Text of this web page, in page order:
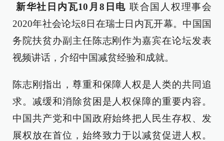
新华社日内瓦10月8日电 联合国人权理事会
2020年社会论坛8日在瑞士日内瓦开幕。中国国
务院扶贫办副主任陈志刚作为嘉宾在论坛发表
视频讲话，介绍中国减贫经验和成就。
陈志刚指出，尊重和保障人权是人类的共同追
求。减缓和消除贫困是人权保障的重要内容。
中国共产党和中国政府始终把人民生存权、发
展权放在首位，始终致力于以减贫促进人权。